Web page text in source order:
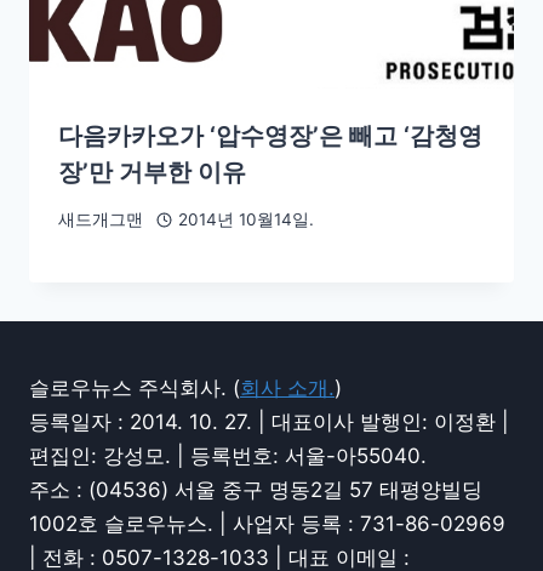
다음카카오가 ‘압수영장’은 빼고 ‘감청영
장’만 거부한 이유
새드개그맨 2014년 10월14일.
슬로우뉴스 주식회사. (회사 소개.)
등록일자 : 2014. 10. 27. | 대표이사 발행인: 이정환 |
편집인: 강성모. | 등록번호: 서울-아55040.
주소 : (04536) 서울 중구 명동2길 57 태평양빌딩
1002호 슬로우뉴스. | 사업자 등록 : 731-86-02969
| 전화 : 0507-1328-1033 | 대표 이메일 :